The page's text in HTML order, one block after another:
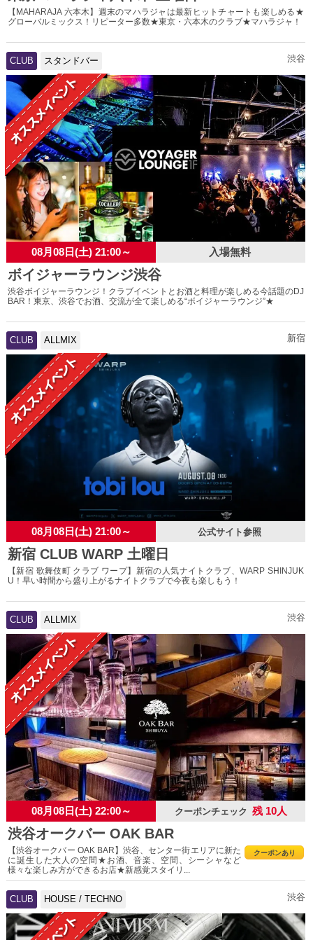
【MAHARAJA 六本木】週末のマハラジャは最新ヒットチャートも楽しめる★
グローバルミックス！リピーター多数★東京・六本木のクラブ★マハラジャ！
CLUB スタンドバー 渋谷
08月08日(土) 21:00～ 入場無料
ボイジャーラウンジ渋谷
渋谷ボイジャーラウンジ！クラブイベントとお酒と料理が楽しめる今話題のDJ
BAR！東京、渋谷でお酒、交流が全て楽しめる“ボイジャーラウンジ”★
CLUB ALLMIX 新宿
08月08日(土) 21:00～ 公式サイト参照
新宿 CLUB WARP 土曜日
【新宿 歌舞伎町 クラブ ワープ】新宿の人気ナイトクラブ、WARP SHINJUK
U！早い時間から盛り上がるナイトクラブで今夜も楽しもう！
CLUB ALLMIX 渋谷
08月08日(土) 22:00～ クーポンチェック 残 10人
渋谷オークバー OAK BAR
クーポンあり
【渋谷オークバー OAK BAR】渋谷、センター街エリアに新た
に誕生した大人の空間★お酒、音楽、空間、シーシャなど
様々な楽しみ方ができるお店★新感覚スタイリ...
CLUB HOUSE / TECHNO 渋谷